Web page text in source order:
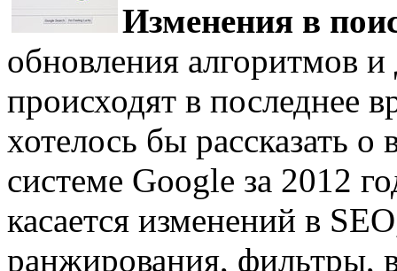
Изменения в
обновления алгоритмов
происходят в последнее
хотелось бы рассказать
системе Google за 2012
касается изменений в
ранжирования, фильтры,